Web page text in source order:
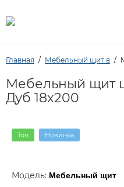
Главная Мебельный щит в
Мебельный щит
Дуб 18х200
Топ Новинка
Модель: Мебельный щит